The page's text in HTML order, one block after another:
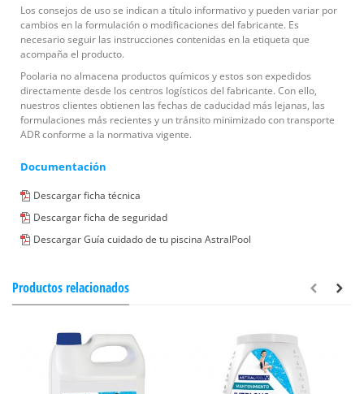
Los consejos de uso se indican a título informativo y pueden variar por
cambios en la formulación o modificaciones del fabricante. Es
necesario seguir las instrucciones contenidas en la etiqueta que
acompaña el producto.
Poolaria no almacena productos químicos y estos son expedidos
directamente desde los centros logísticos del fabricante. Con ello,
nuestros clientes obtienen las fechas de caducidad más lejanas, las
formulaciones más recientes y un tránsito minimizado con transporte
ADR conforme a la normativa vigente.
Documentación
Descargar ficha técnica
Descargar ficha de seguridad
Descargar Guía cuidado de tu piscina AstralPool
Productos relacionados